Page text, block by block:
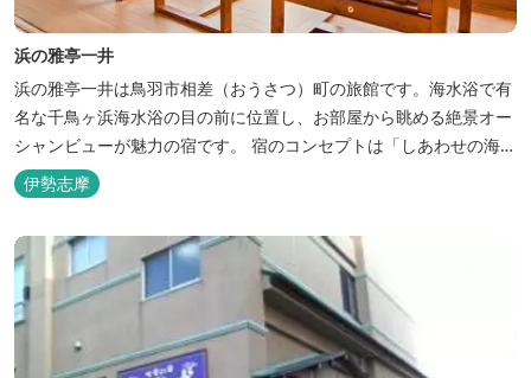
浜の雅亭一井
浜の雅亭一井は鳥羽市相差（おうさつ）町の旅館です。海水浴で有
名な千鳥ヶ浜海水浴の目の前に位置し、お部屋から眺める絶景オー
シャンビューが魅力の宿です。 宿のコンセプトは「しあわせの海
へ、ようきたなあ」。鳥羽市の南端「相差(おうさつ)」は太平洋に
面したみなと町。相差の海は、おいしい海産物、海女さん、美しい
千鳥ヶ浜、海に浮く富士山、水平線に昇る朝陽といった自然に恵ま
れた「しあわせの海」です。...
伊勢志摩